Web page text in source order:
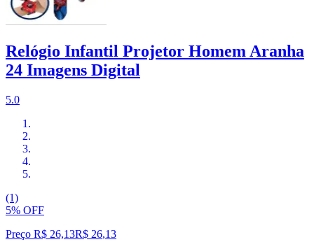
Relógio Infantil Projetor Homem Aranha
24 Imagens Digital
5.0
(1)
5% OFF
Preço R$ 26,13R$ 26,13